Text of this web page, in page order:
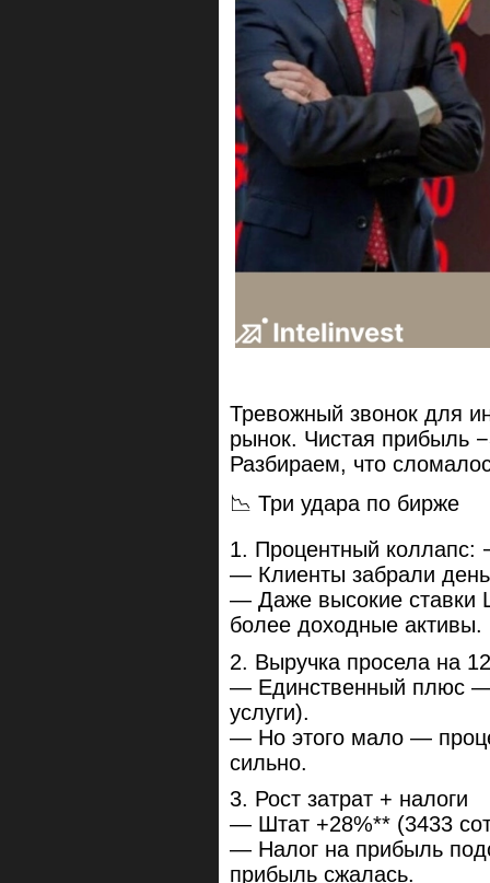
Тревожный звонок для
рынок. Чистая прибыль
Разбираем, что
📉 Три удара по бирже
1. Процентный коллапс:
— Клиенты забрали
— Даже высокие ставки
более доходные активы.
2. Выручка просела на
— Единственный плюс —
услуги).
— Но этого мало —
сильно.
3. Рост затрат + налоги
— Штат +28%** (3433
— Налог на прибыль
прибыль сжалась.